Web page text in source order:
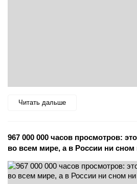
Читать дальше
967 000 000 часов просмотров:
во всем мире, а в России ни сном